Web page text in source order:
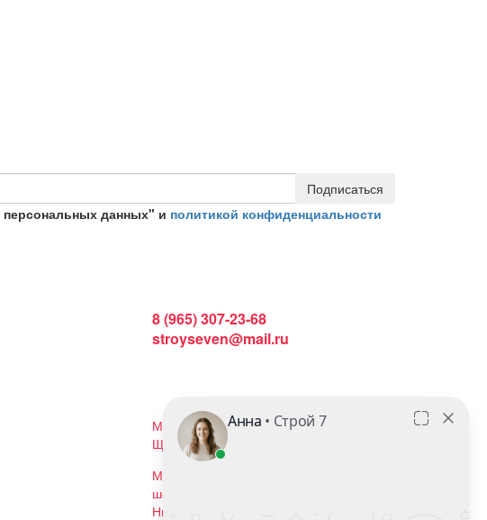
Подписаться
данных" и политикой конфиденциальности
8 (965) 307-23-68
stroyseven@mail.ru
Наши магазины:
Московская область, г. Балашиха, ул.
Щелковское шоссе, 102с2
Московская область, г. Реутов, ул.
шоссе Автомагистраль Москва -
Нижний Новгород, владение 19.